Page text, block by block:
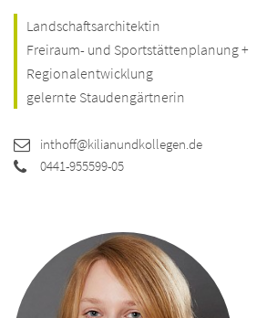
Landschaftsarchitektin
Freiraum- und Sportstättenplanung +
Regionalentwicklung
gelernte Staudengärtnerin
inthoff@kilianundkollegen.de
0441-955599-05